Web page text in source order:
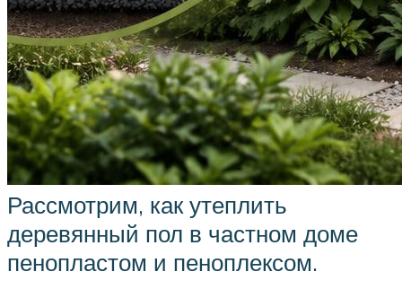
Рассмотрим, как утеплить
деревянный пол в частном доме
пенопластом и пеноплексом.